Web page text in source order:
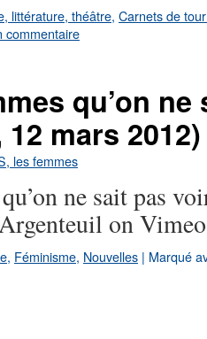
littérature, théâtre, Carnets de
commentaire
qu’on
mars 2012)
les femmes
ne sait pas
on
, Féminisme, Nouvelles | Marqué